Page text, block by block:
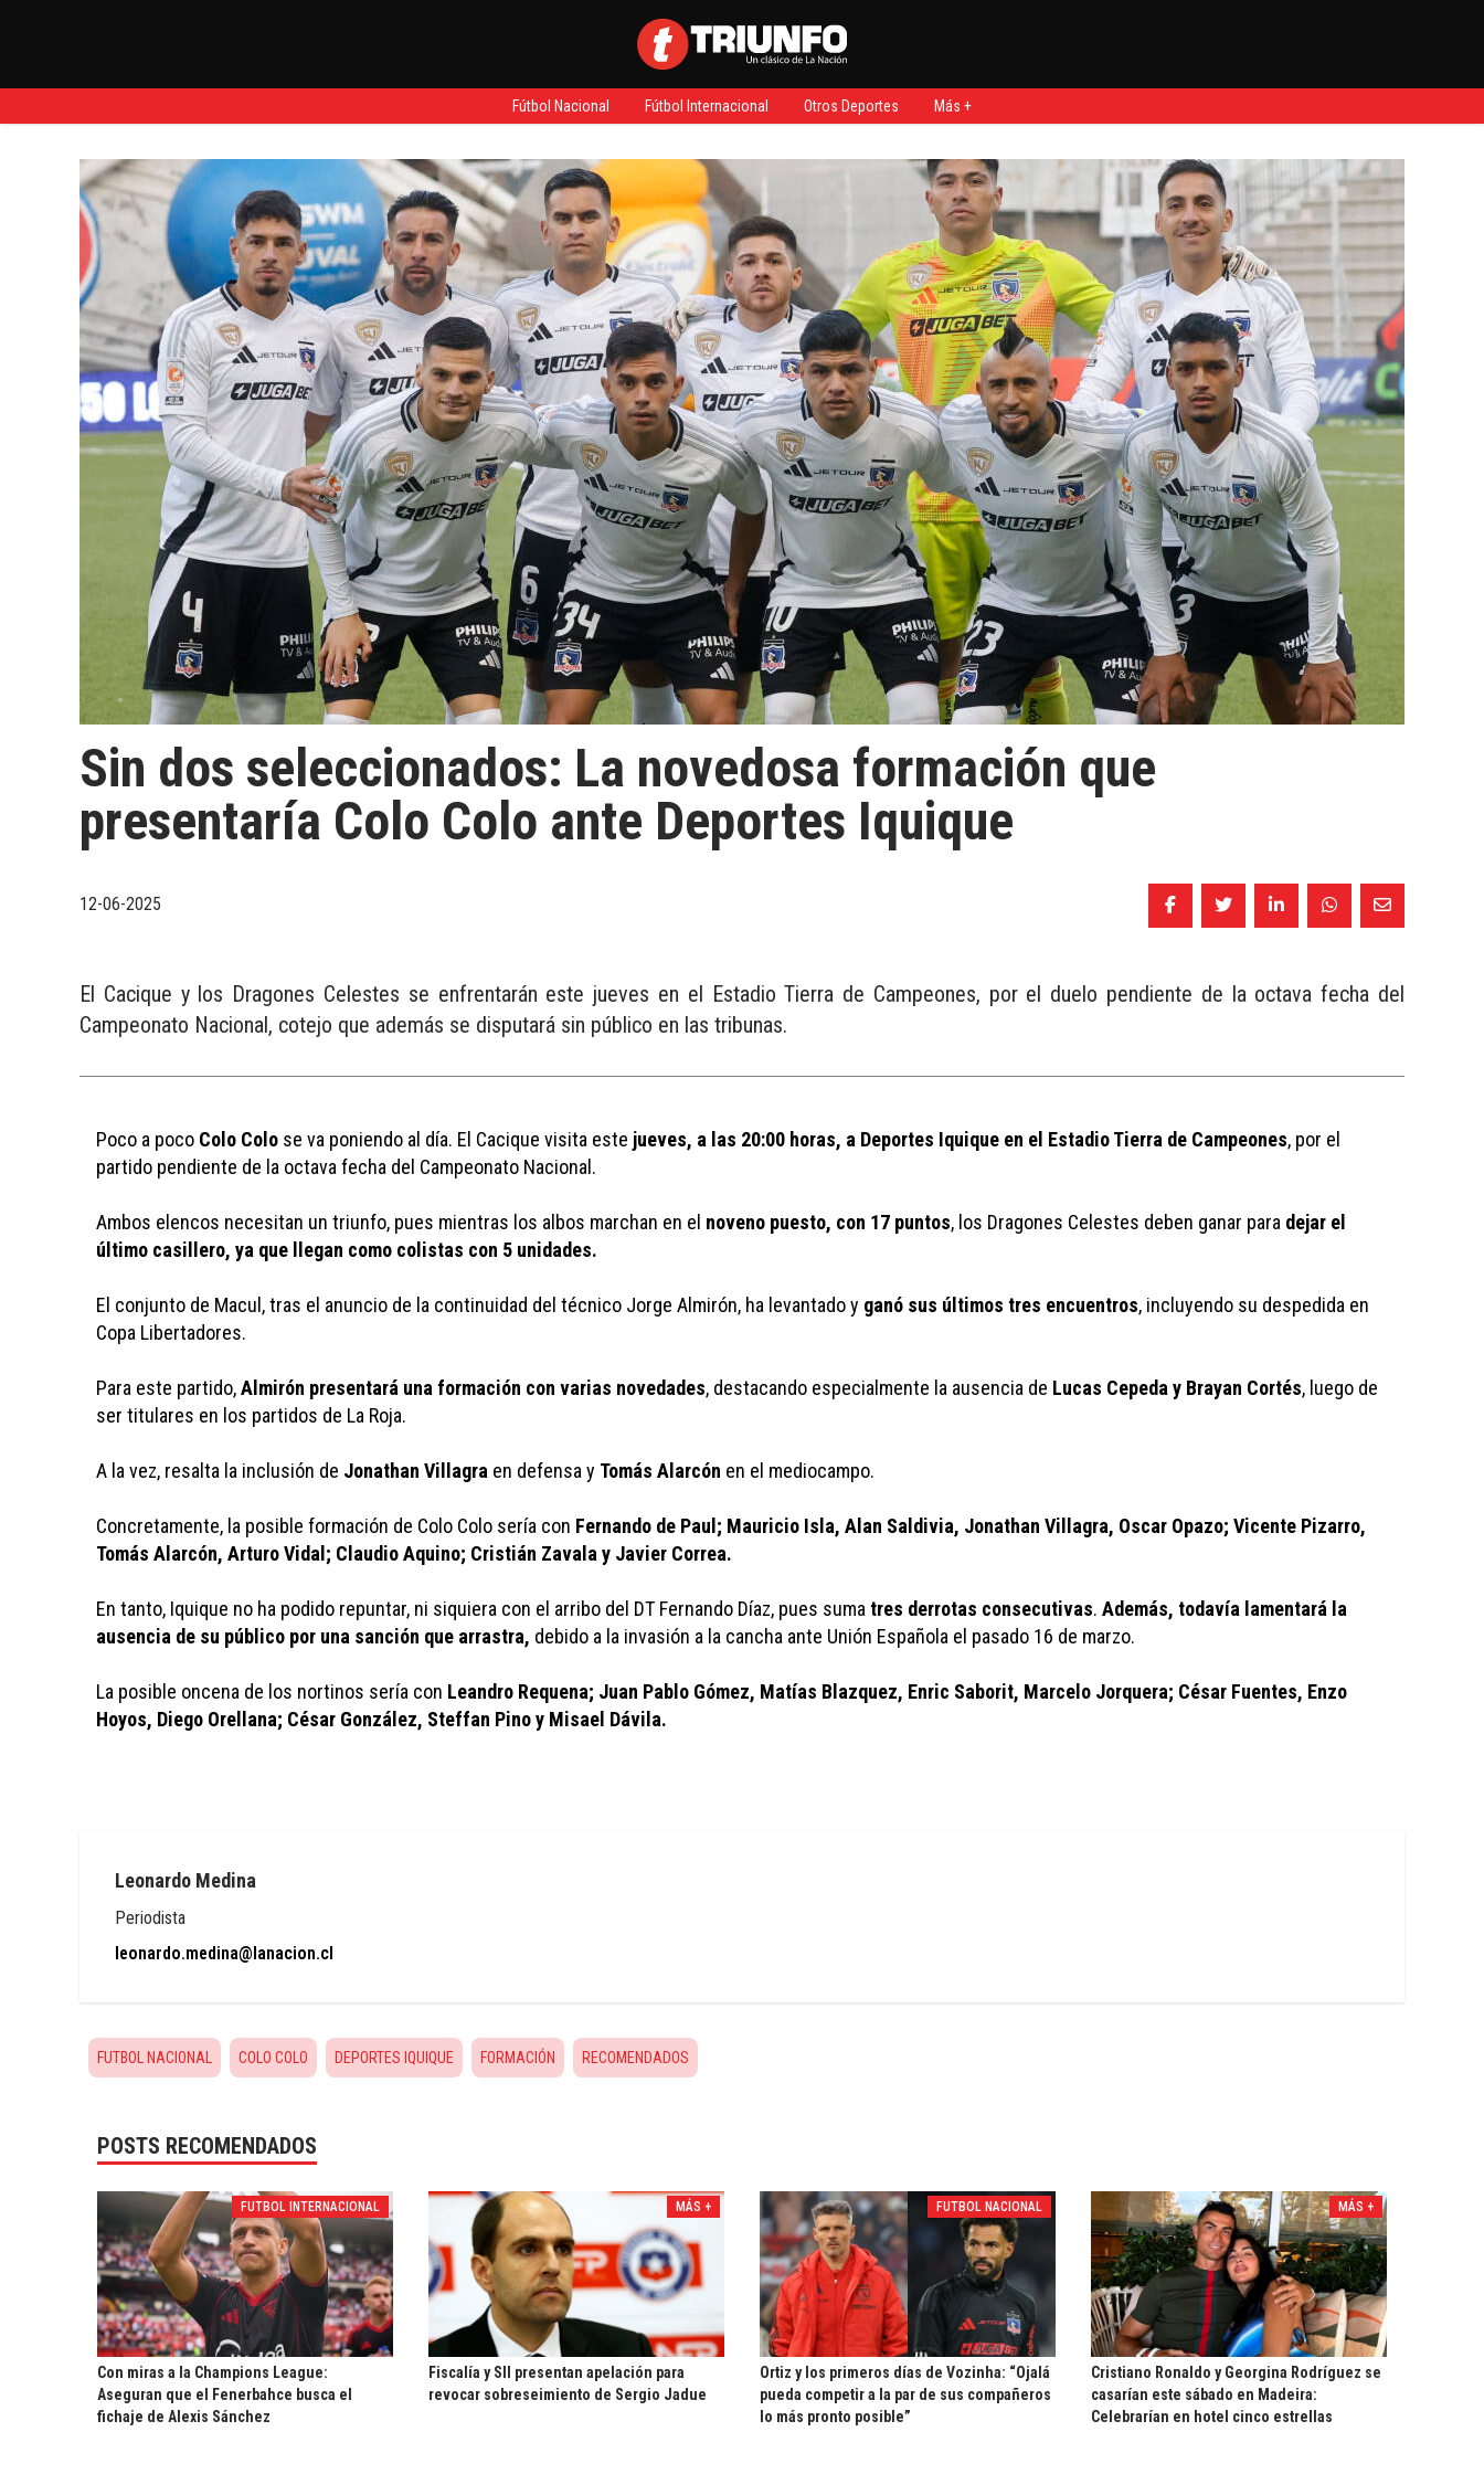
Fútbol Nacional Fútbol Internacional Otros Deportes Más +
Sin dos seleccionados: La novedosa formación que
presentaría Colo Colo ante Deportes Iquique
12-06-2025
El Cacique y los Dragones Celestes se enfrentarán este jueves en el Estadio Tierra de Campeones, por el duelo pendiente de la octava fecha del
Campeonato Nacional, cotejo que además se disputará sin público en las tribunas.
Poco a poco Colo Colo se va poniendo al día. El Cacique visita este jueves, a las 20:00 horas, a Deportes Iquique en el Estadio Tierra de Campeones, por el
partido pendiente de la octava fecha del Campeonato Nacional.
Ambos elencos necesitan un triunfo, pues mientras los albos marchan en el noveno puesto, con 17 puntos, los Dragones Celestes deben ganar para dejar el
último casillero, ya que llegan como colistas con 5 unidades.
El conjunto de Macul, tras el anuncio de la continuidad del técnico Jorge Almirón, ha levantado y ganó sus últimos tres encuentros, incluyendo su despedida en
Copa Libertadores.
Para este partido, Almirón presentará una formación con varias novedades, destacando especialmente la ausencia de Lucas Cepeda y Brayan Cortés, luego de
ser titulares en los partidos de La Roja.
A la vez, resalta la inclusión de Jonathan Villagra en defensa y Tomás Alarcón en el mediocampo.
Concretamente, la posible formación de Colo Colo sería con Fernando de Paul; Mauricio Isla, Alan Saldivia, Jonathan Villagra, Oscar Opazo; Vicente Pizarro,
Tomás Alarcón, Arturo Vidal; Claudio Aquino; Cristián Zavala y Javier Correa.
En tanto, Iquique no ha podido repuntar, ni siquiera con el arribo del DT Fernando Díaz, pues suma tres derrotas consecutivas. Además, todavía lamentará la
ausencia de su público por una sanción que arrastra, debido a la invasión a la cancha ante Unión Española el pasado 16 de marzo.
La posible oncena de los nortinos sería con Leandro Requena; Juan Pablo Gómez, Matías Blazquez, Enric Saborit, Marcelo Jorquera; César Fuentes, Enzo
Hoyos, Diego Orellana; César González, Steffan Pino y Misael Dávila.
Leonardo Medina
Periodista
leonardo.medina@lanacion.cl
FUTBOL NACIONAL COLO COLO DEPORTES IQUIQUE FORMACIÓN RECOMENDADOS
POSTS RECOMENDADOS
FUTBOL INTERNACIONAL
Con miras a la Champions League:
Aseguran que el Fenerbahce busca el
fichaje de Alexis Sánchez
MÁS +
Fiscalía y SII presentan apelación para
revocar sobreseimiento de Sergio Jadue
FUTBOL NACIONAL
Ortiz y los primeros días de Vozinha: “Ojalá
pueda competir a la par de sus compañeros
lo más pronto posible”
MÁS +
Cristiano Ronaldo y Georgina Rodríguez se
casarían este sábado en Madeira:
Celebrarían en hotel cinco estrellas